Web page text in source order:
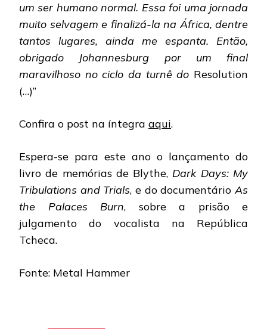
um ser humano normal. Essa foi uma jornada
muito selvagem e finalizá-la na África, dentre
tantos lugares, ainda me espanta. Então,
obrigado Johannesburg por um final
maravilhoso no ciclo da turnê do Resolution
(…)”
Confira o post na íntegra aqui.
Espera-se para este ano o lançamento do
livro de memórias de Blythe, Dark Days: My
Tribulations and Trials, e do documentárioAs
the Palaces Burn, sobre a prisão e
julgamento do vocalista na República
Tcheca.
Fonte: Metal Hammer